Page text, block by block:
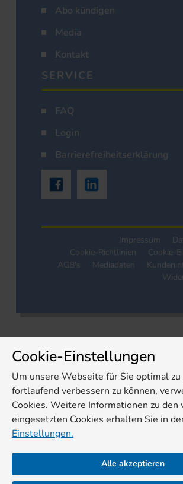
Abo kündigen
Media
Kontakt
SERVICE
FAQ
Login
Barrierefreiheitserklärung
Impressum
Cookie-Richtlinien
Cookie-
AGB's
Mediadaten
Cookie-Einstellungen
Um unsere Webseite für Sie optimal
fortlaufend verbessern zu können,
Cookies. Weitere Informationen zu den
eingesetzten Cookies erhalten Sie in
Einstellungen.
Alle akzeptieren